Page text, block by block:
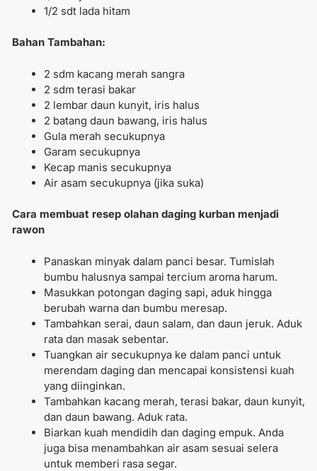
1/2 sdt lada hitam
Bahan Tambahan:
2 sdm kacang merah sangra
2 sdm terasi bakar
2 lembar daun kunyit, iris halus
2 batang daun bawang, iris halus
Gula merah secukupnya
Garam secukupnya
Kecap manis secukupnya
Air asam secukupnya (jika suka)
Cara membuat resep olahan daging kurban menjadi
rawon
Panaskan minyak dalam panci besar. Tumislah
bumbu halusnya sampai tercium aroma harum.
Masukkan potongan daging sapi, aduk hingga
berubah warna dan bumbu meresap.
Tambahkan serai, daun salam, dan daun jeruk. Aduk
rata dan masak sebentar.
Tuangkan air secukupnya ke dalam panci untuk
merendam daging dan mencapai konsistensi kuah
yang diinginkan.
Tambahkan kacang merah, terasi bakar, daun kunyit,
dan daun bawang. Aduk rata.
Biarkan kuah mendidih dan daging empuk. Anda
juga bisa menambahkan air asam sesuai selera
untuk memberi rasa segar.